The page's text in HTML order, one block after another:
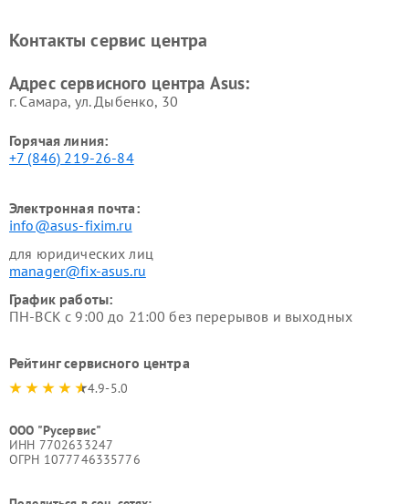
Контакты сервис центра
Адрес сервисного центра Asus:
г. Самара, ул. Дыбенко, 30
Горячая линия:
+7 (846) 219-26-84
Электронная почта:
info@asus-fixim.ru
для юридических лиц
manager@fix-asus.ru
График работы:
ПН-ВСК с 9:00 до 21:00 без перерывов и выходных
Рейтинг сервисного центра
4.9-5.0
ООО "Русервис"
ИНН 7702633247
ОГРН 1077746335776